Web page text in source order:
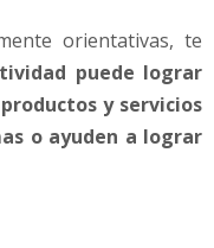
orientativas, te
puede lograr
y servicios
o ayuden a lograr